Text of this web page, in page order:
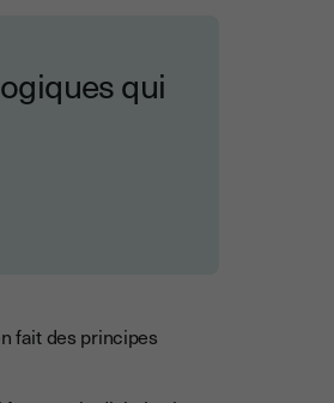
qui
fait des principes